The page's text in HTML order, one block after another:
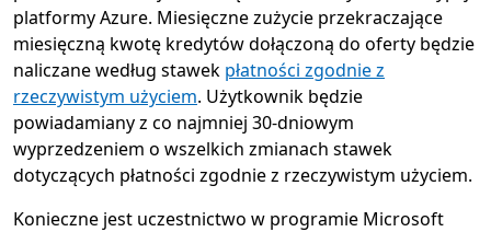
platformy Azure. Miesięczne zużycie przekraczające
miesięczną kwotę kredytów dołączoną do oferty będzie
naliczane według stawek płatności zgodnie z
rzeczywistym użyciem. Użytkownik będzie
powiadamiany z co najmniej 30-dniowym
wyprzedzeniem o wszelkich zmianach stawek
dotyczących płatności zgodnie z rzeczywistym użyciem.
Konieczne jest uczestnictwo w programie Microsoft